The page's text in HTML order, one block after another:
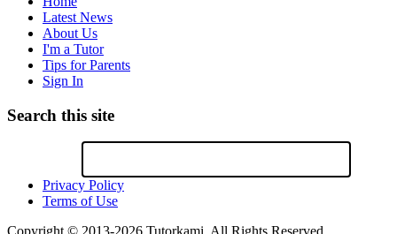
Latest News
About Us
I'm a Tutor
Tips for Parents
Sign In
Search this site
Privacy Policy
Terms of Use